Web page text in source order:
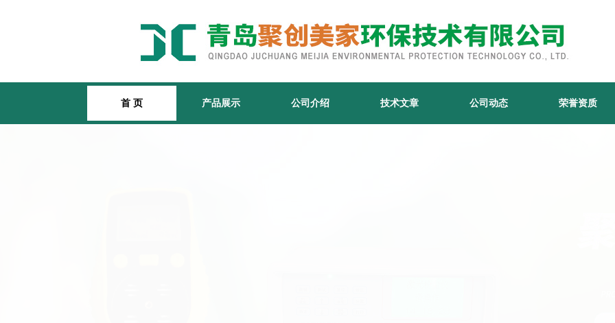
首 页 产品展示 公司介绍 技术文章 公司动态 荣誉资质